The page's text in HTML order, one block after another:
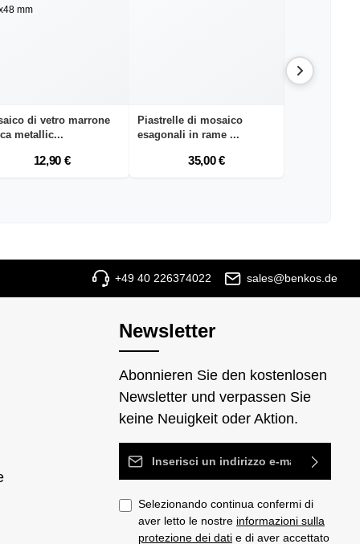
di vetro marrone
metallic...
12,90 €
Piastrelle di mosaico
esagonali in rame ...
35,00 €
+49 40 226374022 sales@benkos.de
Newsletter
Abonnieren Sie den kostenlosen
Newsletter und verpassen Sie
keine Neuigkeit oder Aktion.
Indirizzo e-mail*
Selezionando continua confermi di
aver letto le nostre informazioni sulla
protezione dei dati e di aver accettato